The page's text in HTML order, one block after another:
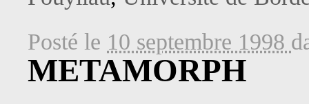
Posté le 10 septembre 1998
METAMORPH